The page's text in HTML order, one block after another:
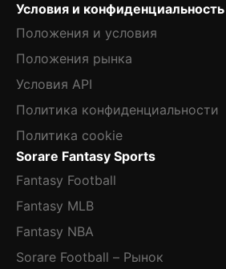
Условия и конфиденциальность
Положения и условия
Положения рынка
Условия API
Политика конфиденциальности
Политика cookie
Sorare Fantasy Sports
Fantasy Football
Fantasy MLB
Fantasy NBA
Sorare Football – Рынок